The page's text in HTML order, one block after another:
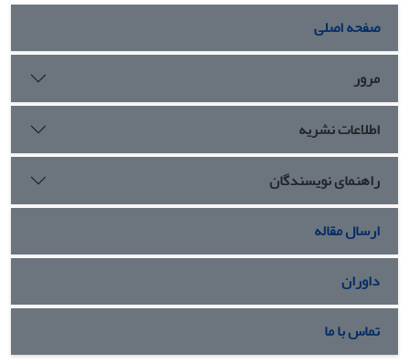
رضایت مندی سیاسی 33 درصد از 19 درصد از / تغییرات مشارکت
وابسته را تبیین میکند. بین هریک از متغیرهای رضایت
مندی اجتماعی، رسانة جمعی، درآمد و جنسیت با مشارکت
اجتماعی- سیاسی هم رابطة معنادار مشاهده شد. پساز ورود
همزمان متغیرهای اصلی و متغیرهای شخصی شهروندان به مدل
تحقیق، مشخص شد که درمجموع متغیرهای تحقیق 41 درصد از
تغییرات مشارکت اجتماعی- سیاسی را توضیح میدهند. نتایج
تحقیق حاضر از برازش بالای نظریة تحقیق با یافته های تجربی
مشاهدهشده حکایت دارد.
صفحه اصلی
مرور
اطلاعات نشریه
راهنمای نویسندگان
ارسال مقاله
داوران
تماس با ما